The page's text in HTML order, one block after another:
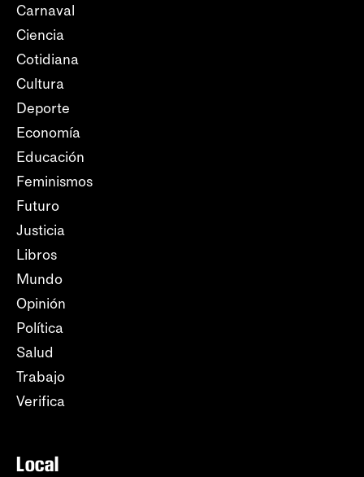
Carnaval
Ciencia
Cotidiana
Cultura
Deporte
Economía
Educación
Feminismos
Futuro
Justicia
Libros
Mundo
Opinión
Política
Salud
Trabajo
Verifica
Local